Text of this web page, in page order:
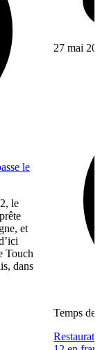
le
le
et
Touch
dans
27 mai
Temps de